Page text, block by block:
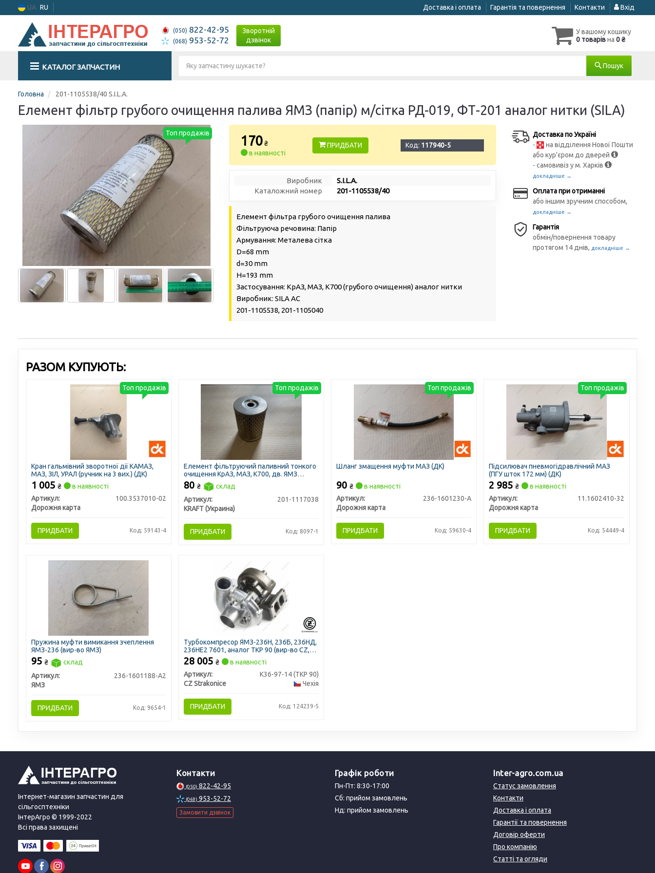
UA RU Доставка і оплата Гарантія та повернення Контакти Вхід
(050) 822-42-95
(068) 953-52-72
Зворотній
дзвінок
У вашому кошику
0 товарівна 0 ₴
КАТАЛОГ ЗАПЧАСТИН Пошук
Головна 201-1105538/40 S.I.L.A.
Елемент фільтр грубого очищення палива ЯМЗ (папір) м/сітка РД-019, ФТ-201 аналог нитки (SILA)
Топ продажів
170 ₴
в наявності
ПРИДБАТИ Код: 117940-5
Виробник
S.I.L.A.
Каталожний номер
201-1105538/40
Елемент фільтра грубого очищення палива
Фільтруюча речовина: Папір
Армування: Металева сітка
D=68 mm
d=30 mm
H=193 mm
Застосування: КрАЗ, МАЗ, К700 (грубого очищення) аналог нитки
Виробник: SILA AC
201-1105538, 201-1105040
Доставка по Україні
-
на відділення Нової Пошти
або кур'єром до дверей
- самовивіз у м. Харків
докладніше →
Оплата при отриманні
або іншим зручним способом,
докладніше →
Гарантія
обмін/повернення товару
протягом 14 днів, докладніше →
РАЗОМ КУПУЮТЬ:
Кран гальмівний зворотної дії КАМАЗ,
МАЗ, ЗІЛ, УРАЛ (ручник на 3 вих.) (ДК)
1 005 ₴
в наявності
Артикул:
100.3537010-02
Дорожня карта
ПРИДБАТИ Код: 59143-4
Топ продажів
Елемент фільтруючий паливний тонкого
очищення КрАЗ, МАЗ, К700, дв. ЯМЗ
метал. "ТМ Автофільтр" (Фенікс, Україна)
80 ₴
склад
Артикул:
201-1117038
KRAFT (Украина)
ПРИДБАТИ Код: 8097-1
Топ продажів
Шланг змащення муфти МАЗ (ДК)
90 ₴
в наявності
Артикул:
236-1601230-А
Дорожня карта
ПРИДБАТИ Код: 59630-4
Топ продажів
Підсилювач пневмогідравлічний МАЗ
(ПГУ шток 172 мм) (ДК)
2 985₴
в наявності
Артикул:
11.1602410-32
Дорожня карта
ПРИДБАТИ Код: 54449-4
Топ продажів
Пружина муфти вимикання зчеплення
ЯМЗ-236 (вир-во ЯМЗ)
95 ₴
склад
Артикул:
236-1601188-А2
ЯМЗ
ПРИДБАТИ Код: 9654-1
Турбокомпресор ЯМЗ-236Н, 236Б, 236НД,
236НЕ2 7601, аналог ТКР 90 (вир-во CZ,
Чехія)
28 005 ₴
в наявності
Артикул:
К36-97-14 (ТКР 90)
CZ Strakonice
Чехія
ПРИДБАТИ Код: 124239-5
Інтернет-магазин запчастин для
сільгосптехніки
ІнтерАгро © 1999-2022
Всі права захищені
Контакти
(050) 822-42-95
(068) 953-52-72
Замовити дзвінок
Графік роботи
Пн-Пт: 8:30-17:00
Сб: прийом замовлень
Нд: прийом замовлень
Inter-agro.com.ua
Статус замовлення
Контакти
Доставка і оплата
Гарантії та повернення
Договір оферти
Про компанію
Статті та огляди